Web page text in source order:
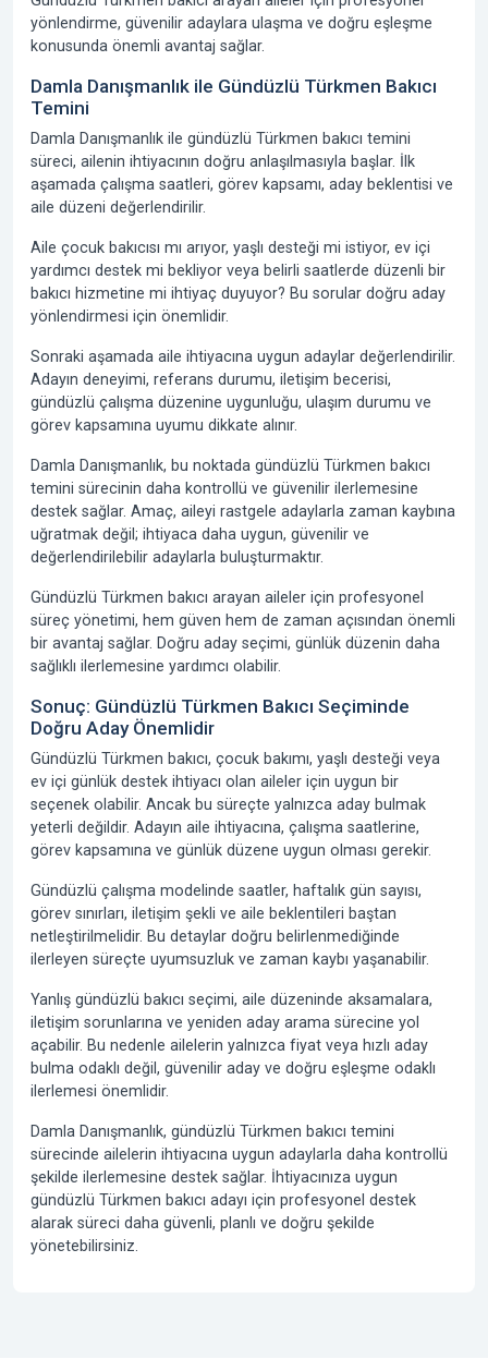
yönlendirme, güvenilir adaylara ulaşma ve doğru eşleşme
konusunda önemli avantaj sağlar.
Damla Danışmanlık ile Gündüzlü Türkmen Bakıcı
Temini
Damla Danışmanlık ile gündüzlü Türkmen bakıcı temini
süreci, ailenin ihtiyacının doğru anlaşılmasıyla başlar. İlk
aşamada çalışma saatleri, görev kapsamı, aday beklentisi ve
aile düzeni değerlendirilir.
Aile çocuk bakıcısı mı arıyor, yaşlı desteği mi istiyor, ev içi
yardımcı destek mi bekliyor veya belirli saatlerde düzenli bir
bakıcı hizmetine mi ihtiyaç duyuyor? Bu sorular doğru aday
yönlendirmesi için önemlidir.
Sonraki aşamada aile ihtiyacına uygun adaylar değerlendirilir.
Adayın deneyimi, referans durumu, iletişim becerisi,
gündüzlü çalışma düzenine uygunluğu, ulaşım durumu ve
görev kapsamına uyumu dikkate alınır.
Damla Danışmanlık, bu noktada gündüzlü Türkmen bakıcı
temini sürecinin daha kontrollü ve güvenilir ilerlemesine
destek sağlar. Amaç, aileyi rastgele adaylarla zaman kaybına
uğratmak değil; ihtiyaca daha uygun, güvenilir ve
değerlendirilebilir adaylarla buluşturmaktır.
Gündüzlü Türkmen bakıcı arayan aileler için profesyonel
süreç yönetimi, hem güven hem de zaman açısından önemli
bir avantaj sağlar. Doğru aday seçimi, günlük düzenin daha
sağlıklı ilerlemesine yardımcı olabilir.
Sonuç: Gündüzlü Türkmen Bakıcı Seçiminde
Doğru Aday Önemlidir
Gündüzlü Türkmen bakıcı, çocuk bakımı, yaşlı desteği veya
ev içi günlük destek ihtiyacı olan aileler için uygun bir
seçenek olabilir. Ancak bu süreçte yalnızca aday bulmak
yeterli değildir. Adayın aile ihtiyacına, çalışma saatlerine,
görev kapsamına ve günlük düzene uygun olması gerekir.
Gündüzlü çalışma modelinde saatler, haftalık gün sayısı,
görev sınırları, iletişim şekli ve aile beklentileri baştan
netleştirilmelidir. Bu detaylar doğru belirlenmediğinde
ilerleyen süreçte uyumsuzluk ve zaman kaybı yaşanabilir.
Yanlış gündüzlü bakıcı seçimi, aile düzeninde aksamalara,
iletişim sorunlarına ve yeniden aday arama sürecine yol
açabilir. Bu nedenle ailelerin yalnızca fiyat veya hızlı aday
bulma odaklı değil, güvenilir aday ve doğru eşleşme odaklı
ilerlemesi önemlidir.
Damla Danışmanlık, gündüzlü Türkmen bakıcı temini
sürecinde ailelerin ihtiyacına uygun adaylarla daha kontrollü
şekilde ilerlemesine destek sağlar. İhtiyacınıza uygun
gündüzlü Türkmen bakıcı adayı için profesyonel destek
alarak süreci daha güvenli, planlı ve doğru şekilde
yönetebilirsiniz.